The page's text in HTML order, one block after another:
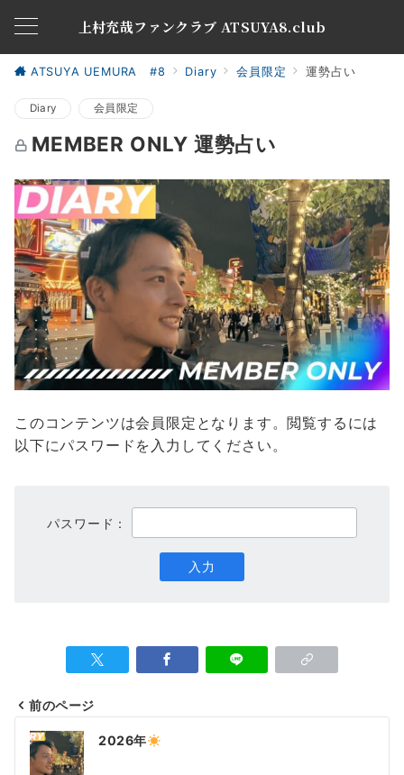
上村充哉ファンクラブ ATSUYA8.club
ATSUYA UEMURA #8 Diary 会員限定 運勢占い
Diary 会員限定
MEMBER ONLY 運勢占い
このコンテンツは会員限定となります。閲覧するには
以下にパスワードを入力してください。
パスワード：
投
稿
前のページ
2026年